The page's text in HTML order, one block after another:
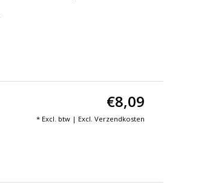
€8,09
* Excl. btw | Excl. Verzendkosten